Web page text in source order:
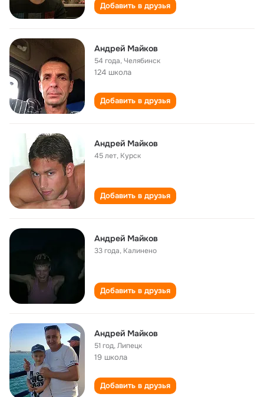
Добавить в друзья
Андрей Майков
54 года,Челябинск
124 школа
Добавить в друзья
Андрей Майков
45 лет, Курск
Добавить в друзья
Андрей Майков
33 года, Калинено
Добавить в друзья
Андрей Майков
51 год,Липецк
19 школа
Добавить в друзья